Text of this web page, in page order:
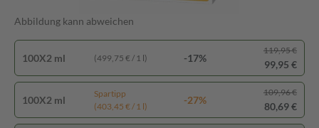
Abbildung kann abweichen
100X2 ml (499,75 € / 1 l) -17%
119,95 €
99,95 €
100X2 ml
Spartipp
(403,45 € / 1 l)
-27%
109,96 €
80,69 €